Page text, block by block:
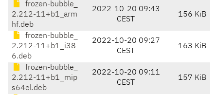
frozen-bubble_
2.212-11+b1_arm
hf.deb
2022-10-20 09:43
CEST
156 KiB
frozen-bubble_
2.212-11+b1_i38
6.deb
2022-10-20 09:27
CEST
163 KiB
frozen-bubble_
2.212-11+b1_mip
s64el.deb
2022-10-20 09:11
CEST
157 KiB